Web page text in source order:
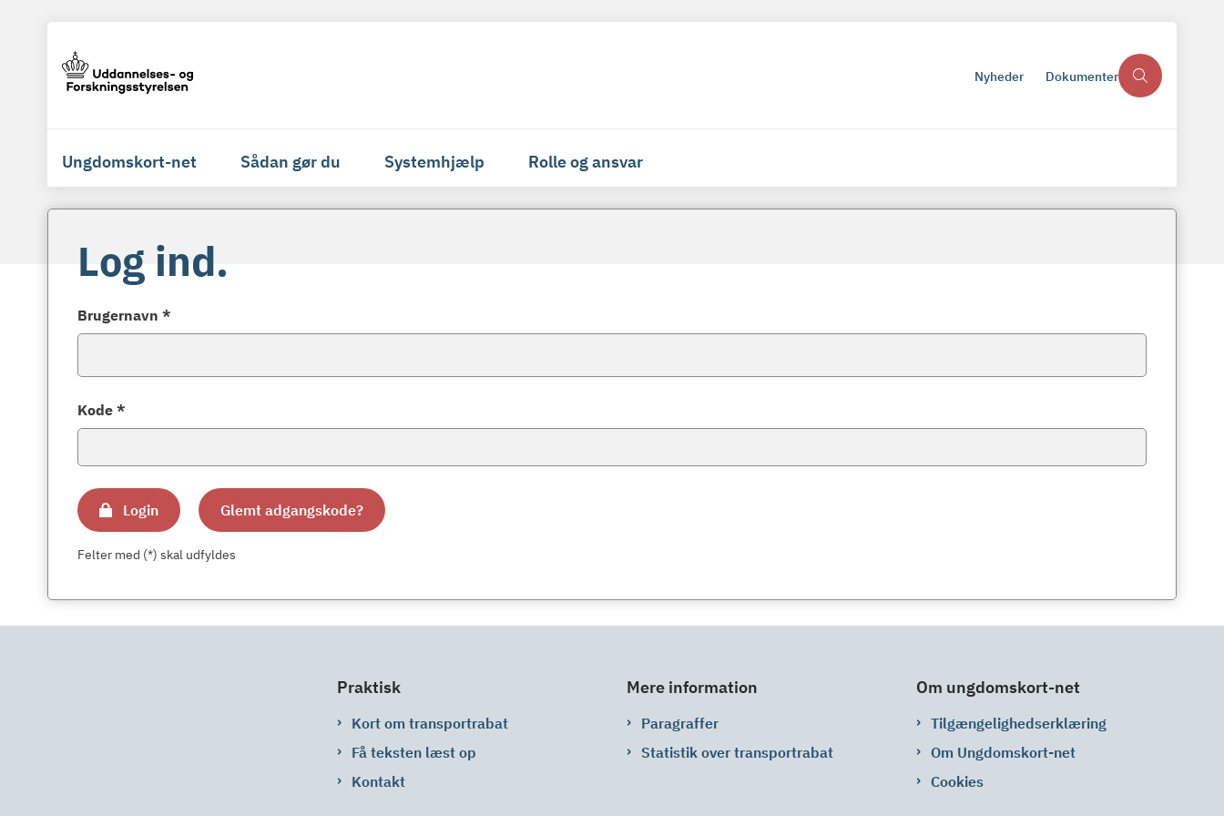
Nyheder Dokumenter
Ungdomskort-net Sådan gør du Systemhjælp Rolle og ansvar
Log ind.
Brugernavn *
Kode *
Login Glemt adgangskode?
Felter med (*) skal udfyldes
Praktisk
Kort om transportrabat
Få teksten læst op
Kontakt
Mere information
Paragraffer
Statistik over transportrabat
Om ungdomskort-net
Tilgængelighedserklæring
Om Ungdomskort-net
Cookies